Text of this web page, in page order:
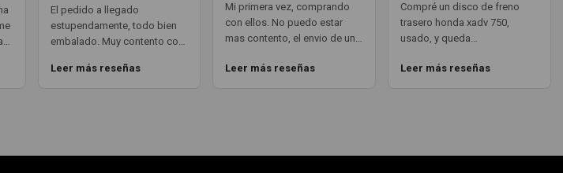
El pedido a llegado
estupendamente, todo bien
embalado. Muy contento con
que necesitaba. Gracias 😊
Leer más reseñas
Mi primera vez, comprando
con ellos. No puedo estar
mas contento, el envio de un
momento estan atentos a la
Leer más reseñas
Compré un disco de freno
trasero honda xadv 750,
usado, y queda
funciona como si fuera
Leer más reseñas